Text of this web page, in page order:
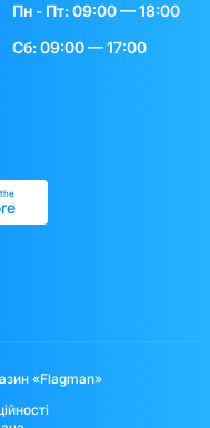
Пн - Пт: 09:00 — 18:00
Сб: 09:00 — 17:00
«Flagman»